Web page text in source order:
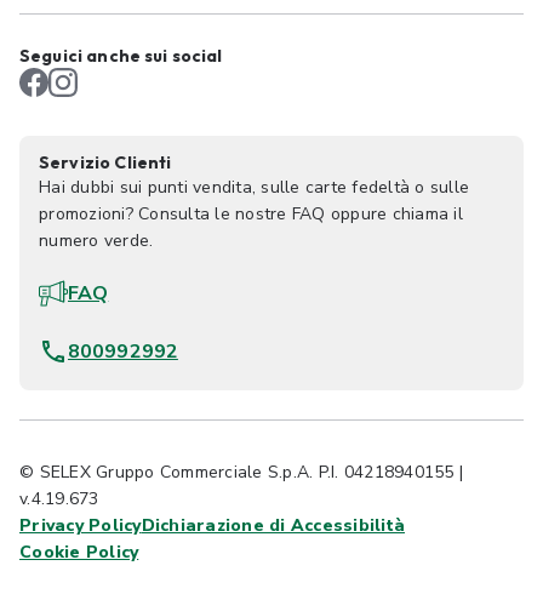
Seguici anche sui social
Servizio Clienti
Hai dubbi sui punti vendita, sulle carte fedeltà o sulle
promozioni? Consulta le nostre FAQ oppure chiama il
numero verde.
FAQ
800992992
© SELEX Gruppo Commerciale S.p.A. P.I. 04218940155 |
v.4.19.673
Privacy PolicyDichiarazione di Accessibilità
Cookie Policy